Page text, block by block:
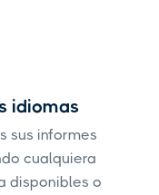
idiomas
sus informes
cualquiera
disponibles o